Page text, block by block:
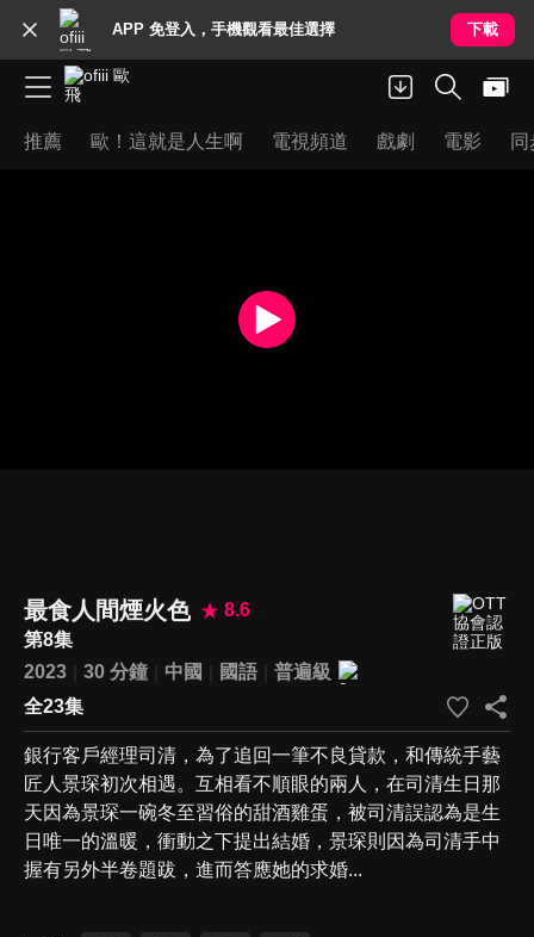
APP 免登入，手機觀看最佳選擇 下載
推薦 歐！這就是人生啊 電視頻道 戲劇 電影
最食人間煙火色
8.6
第8集
2023
30 分鐘 中國 國語
普遍級
全23集
銀行客戶經理司清，為了追回一筆不良貸款，和傳統手藝
匠人景琛初次相遇。互相看不順眼的兩人，在司清生日那
天因為景琛一碗冬至習俗的甜酒雞蛋，被司清誤認為是生
日唯一的溫暖，衝動之下提出結婚，景琛則因為司清手中
握有另外半卷題跋，進而答應她的求婚...